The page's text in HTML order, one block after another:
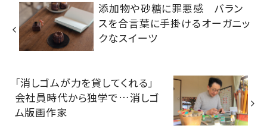
添加物や砂糖に罪悪感 バラン
スを合言葉に手掛けるオーガニッ
クなスイーツ
「消しゴムが力を貸してくれる」
会社員時代から独学で…消しゴ
ム版画作家